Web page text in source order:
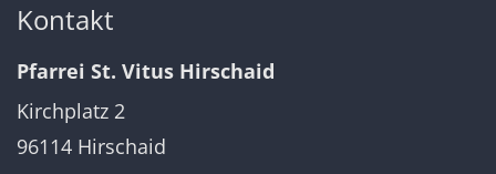
Kontakt
Pfarrei St. Vitus Hirschaid
Kirchplatz 2
96114 Hirschaid